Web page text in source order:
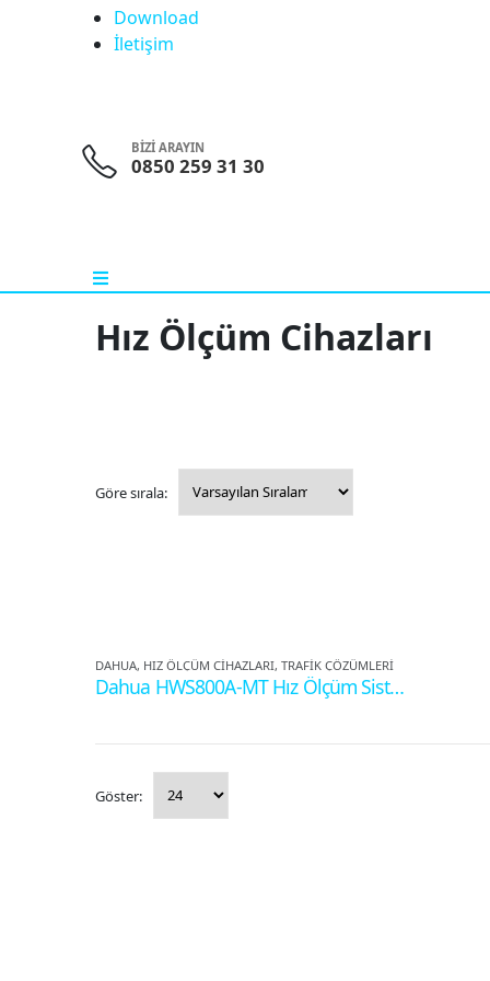
Download
İletişim
BİZİ ARAYIN
0850 259 31 30
Hız Ölçüm Cihazları
Göre sırala:
DAHUA, HIZ ÖLÇÜM CIHAZLARI, TRAFIK ÇÖZÜMLERI
Dahua HWS800A-MT Hız Ölçüm Sistemi
Göster: